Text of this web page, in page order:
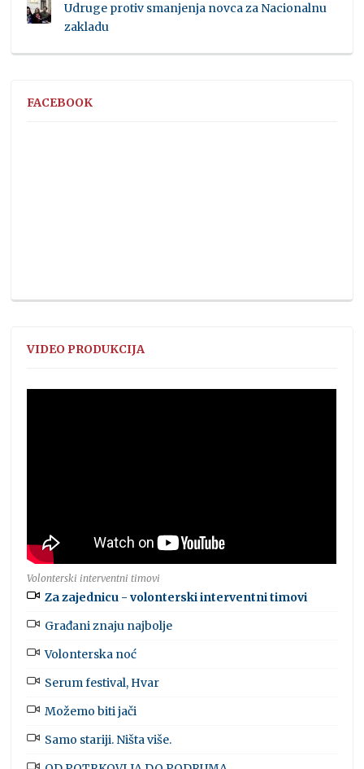
Udruge protiv smanjenja novca za Nacionalnu
zakladu
FACEBOOK
VIDEO PRODUKCIJA
Volonterski interventni timovi
Za zajednicu - volonterski interventni timovi
Građani znaju najbolje
Volonterska noć
Serum festival, Hvar
Možemo biti jači
Samo stariji. Ništa više.